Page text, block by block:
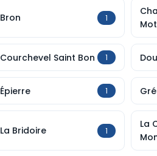
Bron 1
Courchevel Saint Bon 1
Épierre 1
La Bridoire 1
La